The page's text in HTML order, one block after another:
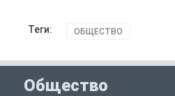
Теги: ОБЩЕСТВО
Общество